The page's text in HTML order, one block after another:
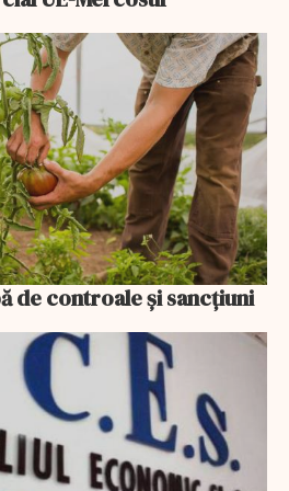
de controale și sancțiuni